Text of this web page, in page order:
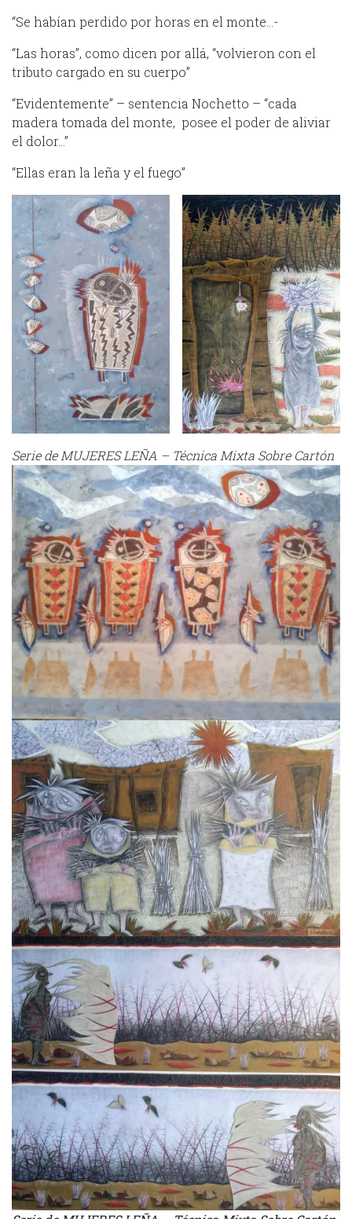
“Se habían perdido por horas en el monte…-
“Las horas”, como dicen por allá, “volvieron con el
tributo cargado en su cuerpo”
“Evidentemente” – sentencia Nochetto – “cada
madera tomada del monte, posee el poder de aliviar
el dolor…”
“Ellas eran la leña y el fuego”
Serie de MUJERES LEÑA – Técnica Mixta Sobre Cartón